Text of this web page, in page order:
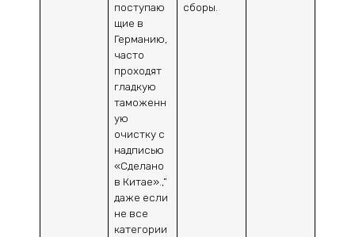
поступаю
щие в
Германию,
часто
проходят
гладкую
таможенн
ую
очистку с
надписью
«Сделано
в Китае».,”
даже если
не все
категории
сборы.